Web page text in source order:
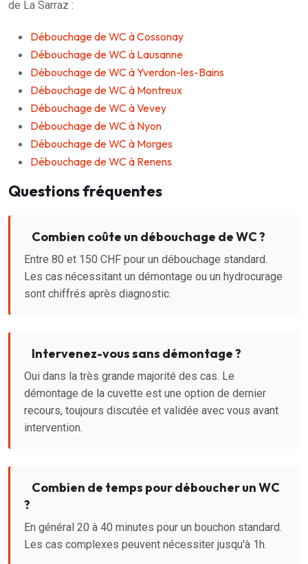
de La Sarraz :
Débouchage de WC à Cossonay
Débouchage de WC à Lausanne
Débouchage de WC à Yverdon-les-Bains
Débouchage de WC à Montreux
Débouchage de WC à Vevey
Débouchage de WC à Nyon
Débouchage de WC à Morges
Débouchage de WC à Renens
Questions fréquentes
Combien coûte un débouchage de WC ?
Entre 80 et 150 CHF pour un débouchage standard.
Les cas nécessitant un démontage ou un hydrocurage
sont chiffrés après diagnostic.
Intervenez-vous sans démontage ?
Oui dans la très grande majorité des cas. Le
démontage de la cuvette est une option de dernier
recours, toujours discutée et validée avec vous avant
intervention.
Combien de temps pour déboucher un WC
?
En général 20 à 40 minutes pour un bouchon standard.
Les cas complexes peuvent nécessiter jusqu'à 1h.